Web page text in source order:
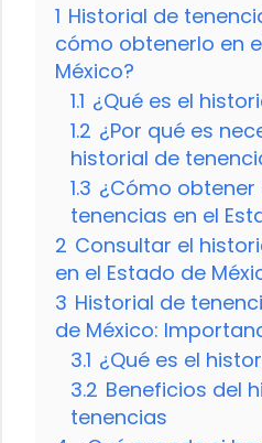
1 Historial de
cómo obtenerlo en
México?
1.1 ¿Qué es el
1.2 ¿Por qué es
historial de
1.3 ¿Cómo obtener
tenencias en el
2 Consultar el
en el Estado de
3 Historial de
de México:
3.1 ¿Qué es el
3.2 Beneficios del
tenencias